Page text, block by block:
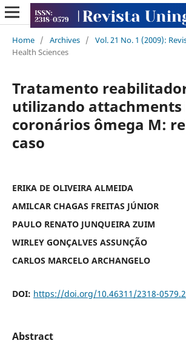
Home / Archives / Vol. 21 No. 1 (2009):
Health Sciences
Tratamento
utilizando
coronários ômega M:
caso
ERIKA DE OLIVEIRA ALMEIDA
AMILCAR CHAGAS FREITAS JÚNIOR
PAULO RENATO JUNQUEIRA ZUIM
WIRLEY GONÇALVES ASSUNÇÃO
CARLOS MARCELO ARCHANGELO
DOI: https://doi.org/10.46311/2318-
Abstract